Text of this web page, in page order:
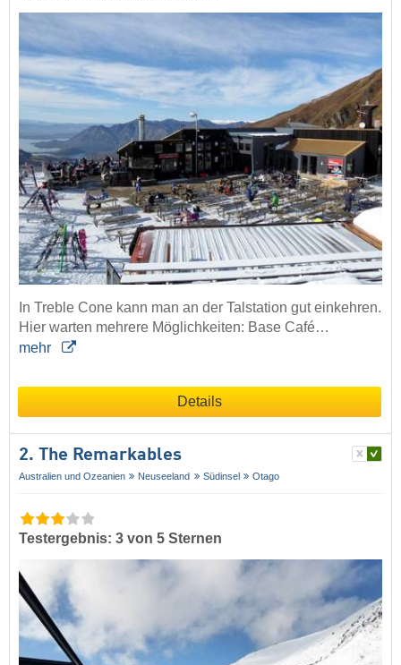
In Treble Cone kann man an der Talstation gut einkehren.
Hier warten mehrere Möglichkeiten: Base Café…
mehr
Details
2. The Remarkables
Australien und Ozeanien Neuseeland Südinsel Otago
Testergebnis: 3 von 5 Sternen